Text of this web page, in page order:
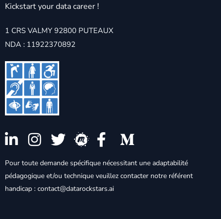
Kickstart your data career !
1 CRS VALMY 92800 PUTEAUX
NDA : 11922370892
Pour toute demande spécifique nécessitant une adaptabilité
pédagogique et/ou technique veuillez contacter notre référent
handicap : contact@datarockstars.ai